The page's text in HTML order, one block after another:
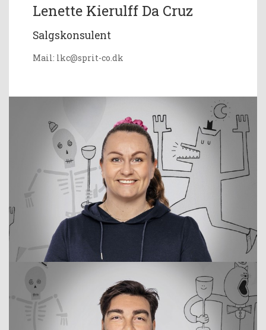
Lenette Kierulff Da Cruz
Salgskonsulent
Mail: lkc@sprit-co.dk